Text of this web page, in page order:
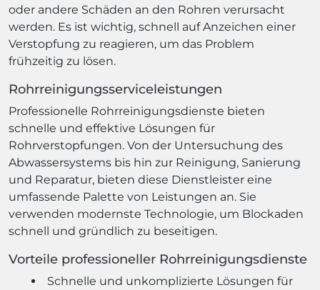
oder andere Schäden an den Rohren verursacht
werden. Es ist wichtig, schnell auf Anzeichen einer
Verstopfung zu reagieren, um das Problem
frühzeitig zu lösen.
Rohrreinigungsserviceleistungen
Professionelle Rohrreinigungsdienste bieten
schnelle und effektive Lösungen für
Rohrverstopfungen. Von der Untersuchung des
Abwassersystems bis hin zur Reinigung, Sanierung
und Reparatur, bieten diese Dienstleister eine
umfassende Palette von Leistungen an. Sie
verwenden modernste Technologie, um Blockaden
schnell und gründlich zu beseitigen.
Vorteile professioneller Rohrreinigungsdienste
Schnelle und unkomplizierte Lösungen für